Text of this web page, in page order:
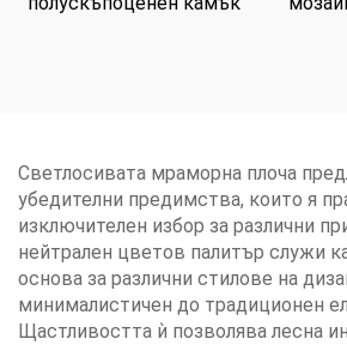
Светлосивата мраморна плоча
убедителни предимства, които я
изключителен избор за различни
нейтрален цветов палитър служи
основа за различни стилове на
минималистичен до традиционен
Щастливостта ѝ позволява лесна